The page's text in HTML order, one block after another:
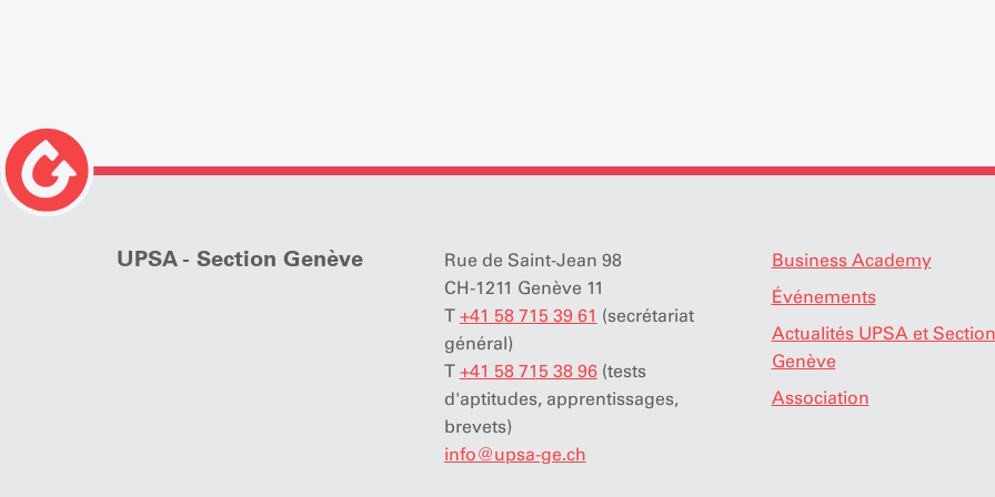
UPSA - Section Genève
Rue de Saint-Jean 98
CH-1211 Genève 11
T +41 58 715 39 61 (secrétariat
général)
T +41 58 715 38 96(tests
d'aptitudes, apprentissages,
brevets)
info@upsa-ge.ch
Business Academy
Événements
Actualités UPSA et Section
Genève
Association